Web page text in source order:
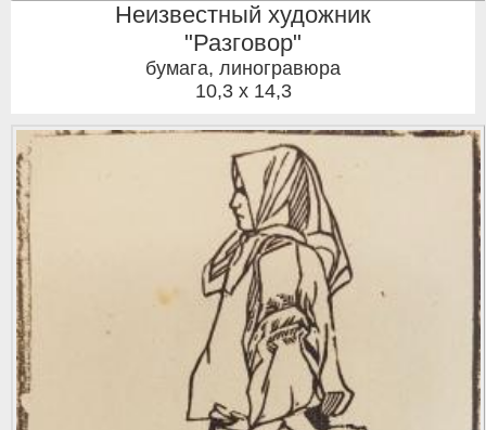
Неизвестный художник
"Разговор"
бумага, линогравюра
10,3 x 14,3